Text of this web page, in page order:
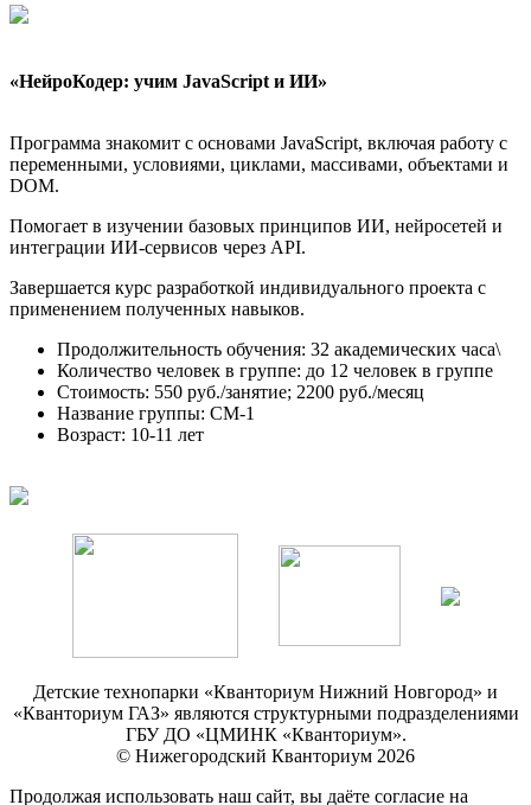
«НейроКодер: учим JavaScript и ИИ»
Программа знакомит с основами JavaScript, включая работу с
переменными, условиями, циклами, массивами, объектами и
DOM.
Помогает в изучении базовых принципов ИИ, нейросетей и
интеграции ИИ-сервисов через API.
Завершается курс разработкой индивидуального проекта с
применением полученных навыков.
Продолжительность обучения: 32 академических часа\
Количество человек в группе: до 12 человек в группе
Стоимость: 550 руб./занятие; 2200 руб./месяц
Название группы: СМ-1
Возраст: 10-11 лет
Детские технопарки «Кванториум Нижний Новгород» и
«Кванториум ГАЗ» являются структурными подразделениями
ГБУ ДО «ЦМИНК «Кванториум».
© Нижегородский Кванториум 2026
Продолжая использовать наш сайт, вы даёте согласие на